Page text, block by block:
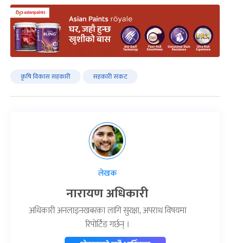
कृषि विकास सहकारी सहकारी संकट
लेखक
नारायण अधिकारी
अधिकारी अनलाइनखबरका लागि सुरक्षा, अपराध विषयमा
रिपोर्टिङ गर्छन् ।